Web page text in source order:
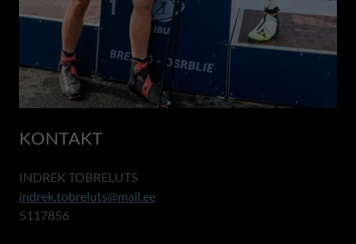
KONTAKT
INDREK TOBRELUTS
indrek.tobreluts@mail.ee
5117856